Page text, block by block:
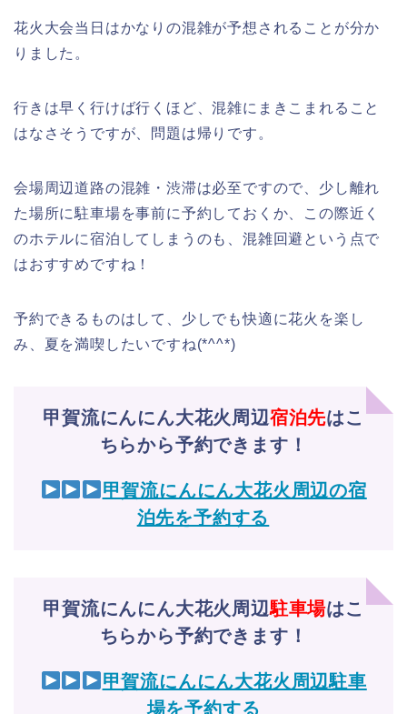
花火大会当日はかなりの混雑が予想されることが分か
りました。
行きは早く行けば行くほど、混雑にまきこまれること
はなさそうですが、問題は帰りです。
会場周辺道路の混雑・渋滞は必至ですので、少し離れ
た場所に駐車場を事前に予約しておくか、この際近く
のホテルに宿泊してしまうのも、混雑回避という点で
はおすすめですね！
予約できるものはして、少しでも快適に花火を楽し
み、夏を満喫したいですね(*^^*)
甲賀流にんにん大花火周辺宿泊先はこ
ちらから予約できます！
甲賀流にんにん大花火周辺の宿
泊先を予約する
甲賀流にんにん大花火周辺駐車場はこ
ちらから予約できます！
甲賀流にんにん大花火周辺駐車
場を予約する